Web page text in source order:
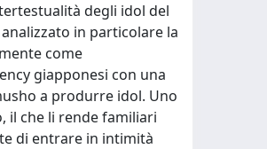
degli idol del
in particolare la
come
giapponesi con una
a produrre idol. Uno
il che li rende familiari
di entrare in intimità